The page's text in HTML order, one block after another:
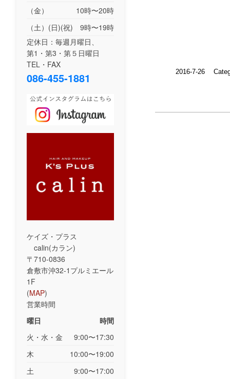
2016-7-26
（金）
10時〜20時
（土）(日)(祝)
9時〜19時
定休日：毎週月曜日、
第1・第3・第５日曜日
TEL・FAX
086-455-1881
ケイズ・プラス
calin(カラン)
〒710-0836
倉敷市沖32-1プルミエール
1F
(MAP)
営業時間
曜日
時間
火・水・金
9:00〜17:30
木
10:00〜19:00
土
9:00〜17:00